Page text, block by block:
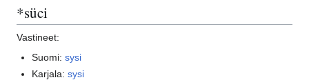
*süci
Vastineet:
Suomi:sysi
Karjala:sysi